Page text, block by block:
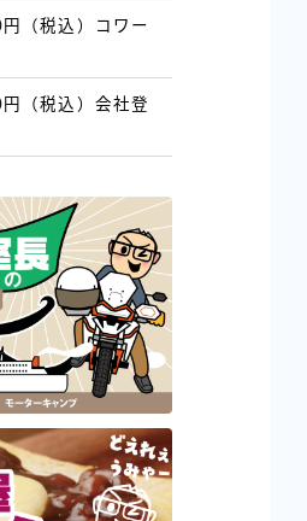
（税込）コワー
（税込）会社登